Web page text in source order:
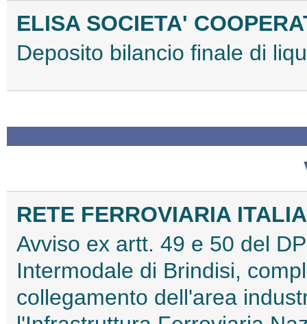
ELISA SOCIETA'
Deposito bilancio finale di
RETE FERROVIARIA
Avviso ex artt. 49 e 50 del
Intermodale di Brindisi,
collegamento dell'area